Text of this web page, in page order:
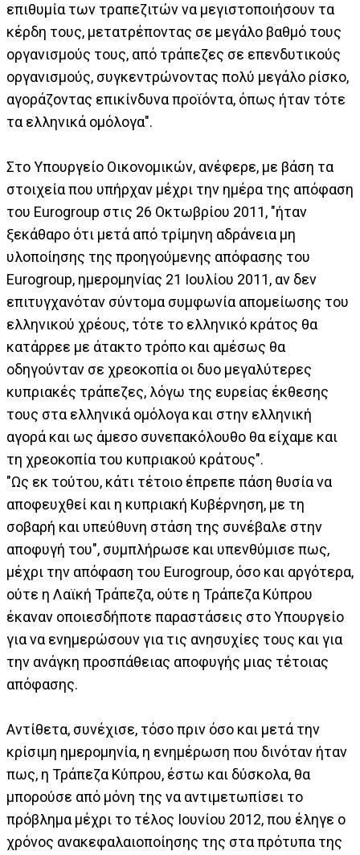
επιθυμία των τραπεζιτών να μεγιστοποιήσουν τα
κέρδη τους, μετατρέποντας σε μεγάλο βαθμό τους
οργανισμούς τους, από τράπεζες σε επενδυτικούς
οργανισμούς, συγκεντρώνοντας πολύ μεγάλο ρίσκο,
αγοράζοντας επικίνδυνα προϊόντα, όπως ήταν τότε
τα ελληνικά ομόλογα".
Στο Υπουργείο Οικονομικών, ανέφερε, με βάση τα
στοιχεία που υπήρχαν μέχρι την ημέρα της απόφαση
του Eurogroup στις 26 Οκτωβρίου 2011, "ήταν
ξεκάθαρο ότι μετά από τρίμηνη αδράνεια μη
υλοποίησης της προηγούμενης απόφασης του
Eurogroup, ημερομηνίας 21 Ιουλίου 2011, αν δεν
επιτυγχανόταν σύντομα συμφωνία απομείωσης του
ελληνικού χρέους, τότε το ελληνικό κράτος θα
κατάρρεε με άτακτο τρόπο και αμέσως θα
οδηγούνταν σε χρεοκοπία οι δυο μεγαλύτερες
κυπριακές τράπεζες, λόγω της ευρείας έκθεσης
τους στα ελληνικά ομόλογα και στην ελληνική
αγορά και ως άμεσο συνεπακόλουθο θα είχαμε και
τη χρεοκοπία του κυπριακού κράτους".
"Ως εκ τούτου, κάτι τέτοιο έπρεπε πάση θυσία να
αποφευχθεί και η κυπριακή Κυβέρνηση, με τη
σοβαρή και υπεύθυνη στάση της συνέβαλε στην
αποφυγή του", συμπλήρωσε και υπενθύμισε πως,
μέχρι την απόφαση του Eurogroup, όσο και αργότερα,
ούτε η Λαϊκή Τράπεζα, ούτε η Τράπεζα Κύπρου
έκαναν οποιεσδήποτε παραστάσεις στο Υπουργείο
για να ενημερώσουν για τις ανησυχίες τους και για
την ανάγκη προσπάθειας αποφυγής μιας τέτοιας
απόφασης.
Αντίθετα, συνέχισε, τόσο πριν όσο και μετά την
κρίσιμη ημερομηνία, η ενημέρωση που δινόταν ήταν
πως, η Τράπεζα Κύπρου, έστω και δύσκολα, θα
μπορούσε από μόνη της να αντιμετωπίσει το
πρόβλημα μέχρι το τέλος Ιουνίου 2012, που έληγε ο
χρόνος ανακεφαλαιοποίησης της στα πρότυπα της